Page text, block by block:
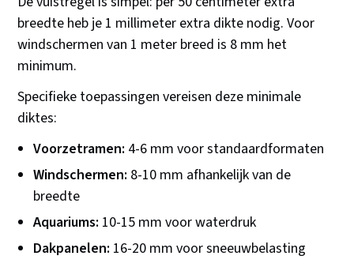
breedte heb je 1 millimeter extra dikte nodig. Voor
windschermen van 1 meter breed is 8 mm het
minimum.
Specifieke toepassingen vereisen deze minimale
diktes:
Voorzetramen: 4-6 mm voor standaardformaten
Windschermen: 8-10 mm afhankelijk van de
breedte
Aquariums: 10-15 mm voor waterdruk
Dakpanelen: 16-20 mm voor sneeuwbelasting